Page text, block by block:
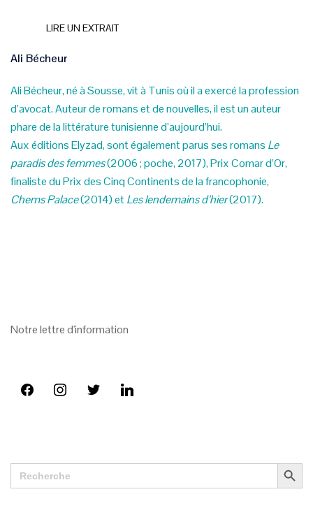
LIRE UN EXTRAIT
Ali Bécheur
Ali Bécheur, né à Sousse, vit à Tunis où il a exercé la profession
d’avocat. Auteur de romans et de nouvelles, il est un auteur
phare de la littérature tunisienne d’aujourd’hui.
Aux éditions Elyzad, sont également parus ses romans Le
paradis des femmes(2006 ; poche, 2017), Prix Comar d’Or,
finaliste du Prix des Cinq Continents de la francophonie,
Chems Palace(2014) etLes lendemains d’hier(2017).
Notre lettre d'information
Search
for:
SEARCH